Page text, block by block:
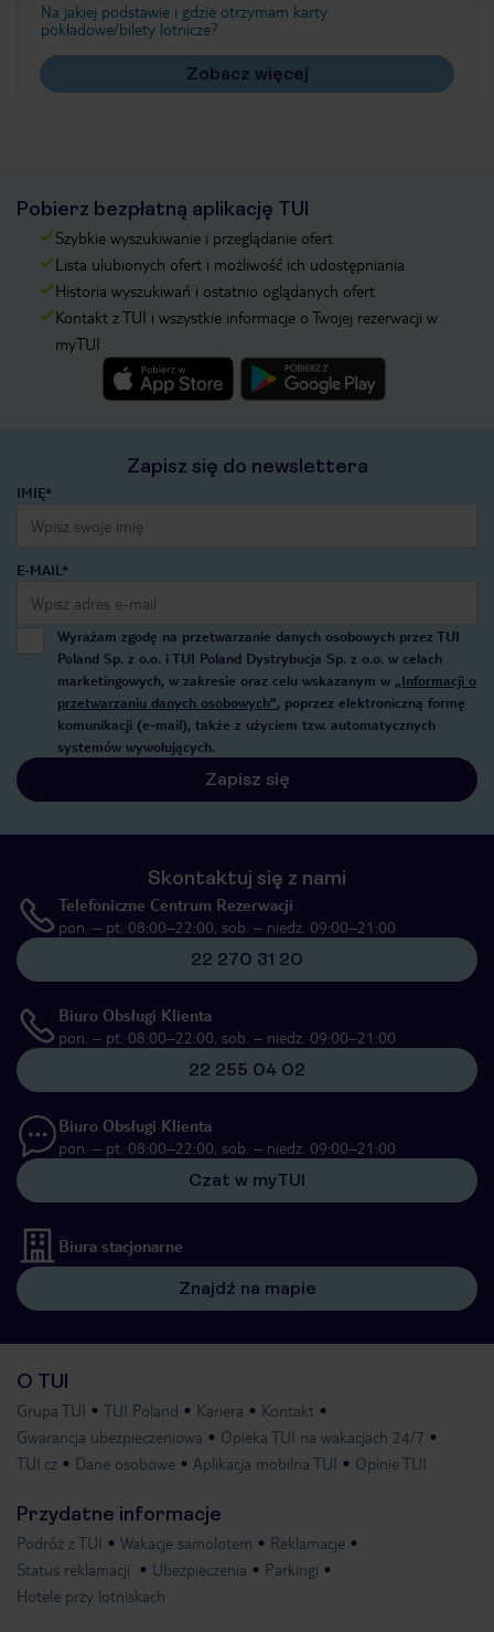
Na jakiej podstawie i gdzie otrzymam karty
pokładowe/bilety lotnicze?
Zobacz więcej
Pobierz bezpłatną aplikację TUI
Szybkie wyszukiwanie i przeglądanie ofert
Lista ulubionych ofert i możliwość ich udostępniania
Historia wyszukiwań i ostatnio oglądanych ofert
Kontakt z TUI i wszystkie informacje o Twojej rezerwacji w
myTUI
Zapisz się do newslettera
IMIĘ*
E-MAIL*
Wyrażam zgodę na przetwarzanie danych osobowych przez TUI
Poland Sp. z o.o. i TUI Poland Dystrybucja Sp. z o.o. w celach
marketingowych, w zakresie oraz celu wskazanym w „Informacji o
przetwarzaniu danych osobowych”, poprzez elektroniczną formę
komunikacji (e-mail), także z użyciem tzw. automatycznych
systemów wywołujących.
Zapisz się
Skontaktuj się z nami
Telefoniczne Centrum Rezerwacji
pon. – pt. 08:00–22:00, sob. – niedz. 09:00–21:00
22 270 31 20
Biuro Obsługi Klienta
pon. – pt. 08:00–22:00, sob. – niedz. 09:00–21:00
22 255 04 02
Biuro Obsługi Klienta
pon. – pt. 08:00–22:00, sob. – niedz. 09:00–21:00
Czat w myTUI
Biura stacjonarne
Znajdź na mapie
O TUI
Grupa TUI TUI Poland Kariera
Kontakt
Gwarancja ubezpieczeniowa
Opieka TUI na wakacjach 24/7
TUI.cz
Dane osobowe Aplikacja mobilna TUI Opinie TUI
Przydatne informacje
Podróż z TUI Wakacje samolotem
Reklamacje
Status reklamacji
Ubezpieczenia
Parkingi
Hotele przy lotniskach